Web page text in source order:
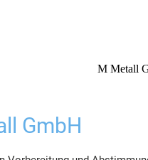
M Metall
GmbH